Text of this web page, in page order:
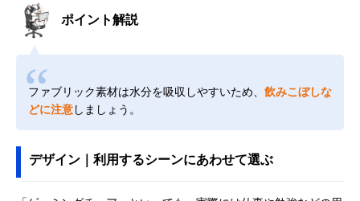
ポイント解説
ファブリック素材は水分を吸収しやすいため、 飲みこぼしな
どに注意しましょう。
デザイン｜利用するシーンにあわせて選ぶ